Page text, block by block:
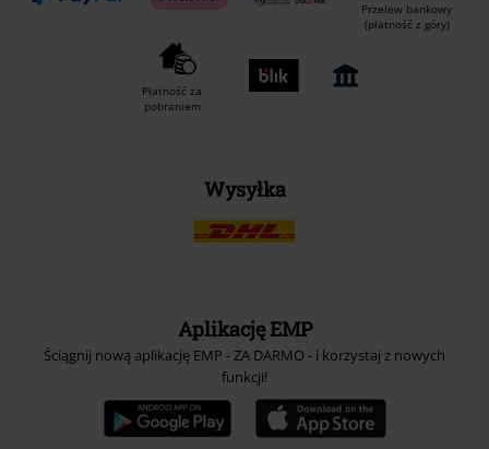
Przelew bankowy
(płatność z góry)
Płatność za
pobraniem
Wysyłka
Aplikację EMP
Ściągnij nową aplikację EMP - ZA DARMO - i korzystaj z nowych
funkcji!